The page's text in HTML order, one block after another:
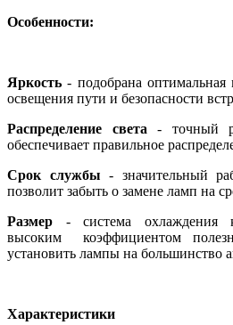
Особенности:
Яркость- подобрана оптимальная
освещения пути и безопасности
Распределение света - точный
обеспечивает правильное
Срок службы - значительный
позволит забыть о замене ламп на
Размер - система охлаждения
высоким коэффициентом
установить лампы на большинство
Характеристики